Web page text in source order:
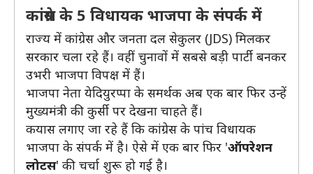
कांग्रेस के 5 विधायक भाजपा के संपर्क में
राज्य में कांग्रेस और जनता दल सेकुलर (JDS) मिलकर
सरकार चला रहे हैं। वहीं चुनावों में सबसे बड़ी पार्टी बनकर
उभरी भाजपा विपक्ष में हैं।
भाजपा नेता येदियुरप्पा के समर्थक अब एक बार फिर उन्हें
मुख्यमंत्री की कुर्सी पर देखना चाहते हैं।
कयास लगाए जा रहे हैं कि कांग्रेस के पांच विधायक
भाजपा के संपर्क में है। ऐसे में एक बार फिर 'ऑपरेशन
लोटस' की चर्चा शुरू हो गई है।